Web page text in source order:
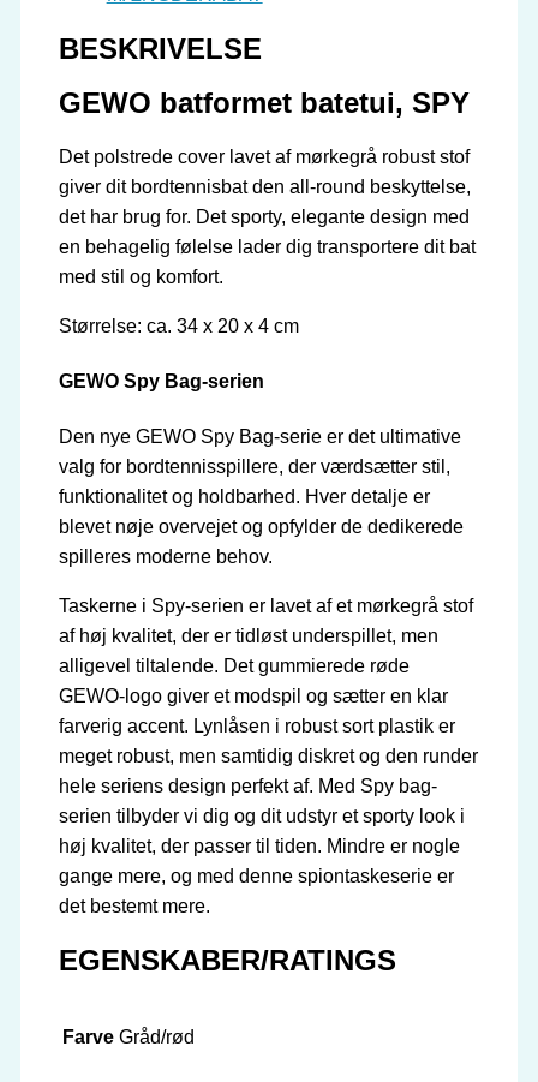
BESKRIVELSE
GEWO batformet batetui, SPY
Det polstrede cover lavet af mørkegrå robust stof
giver dit bordtennisbat den all-round beskyttelse,
det har brug for. Det sporty, elegante design med
en behagelig følelse lader dig transportere dit bat
med stil og komfort.
Størrelse: ca. 34 x 20 x 4 cm
GEWO Spy Bag-serien
Den nye GEWO Spy Bag-serie er det ultimative
valg for bordtennisspillere, der værdsætter stil,
funktionalitet og holdbarhed. Hver detalje er
blevet nøje overvejet og opfylder de dedikerede
spilleres moderne behov.
Taskerne i Spy-serien er lavet af et mørkegrå stof
af høj kvalitet, der er tidløst underspillet, men
alligevel tiltalende. Det gummierede røde
GEWO-logo giver et modspil og sætter en klar
farverig accent. Lynlåsen i robust sort plastik er
meget robust, men samtidig diskret og den runder
hele seriens design perfekt af. Med Spy bag-
serien tilbyder vi dig og dit udstyr et sporty look i
høj kvalitet, der passer til tiden. Mindre er nogle
gange mere, og med denne spiontaskeserie er
det bestemt mere.
EGENSKABER/RATINGS
Farve Gråd/rød